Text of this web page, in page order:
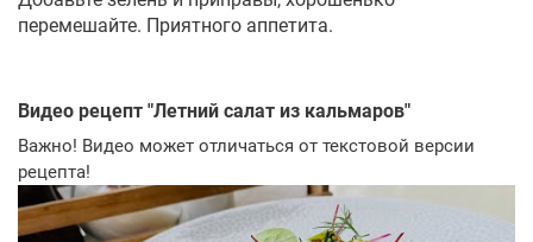
перемешайте. Приятного аппетита.
Видео рецепт "Летний салат из кальмаров"
Важно! Видео может отличаться от текстовой версии
рецепта!